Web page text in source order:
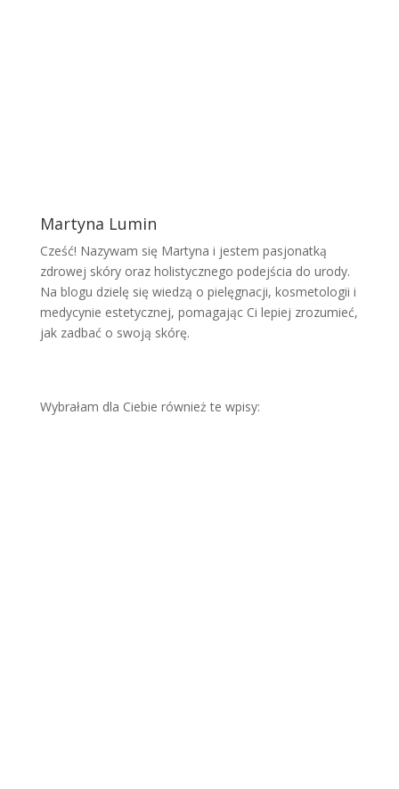
Martyna Lumin
Cześć! Nazywam się Martyna i jestem pasjonatką
zdrowej skóry oraz holistycznego podejścia do urody.
Na blogu dzielę się wiedzą o pielęgnacji, kosmetologii i
medycynie estetycznej, pomagając Ci lepiej zrozumieć,
jak zadbać o swoją skórę.
Wybrałam dla Ciebie również te wpisy: